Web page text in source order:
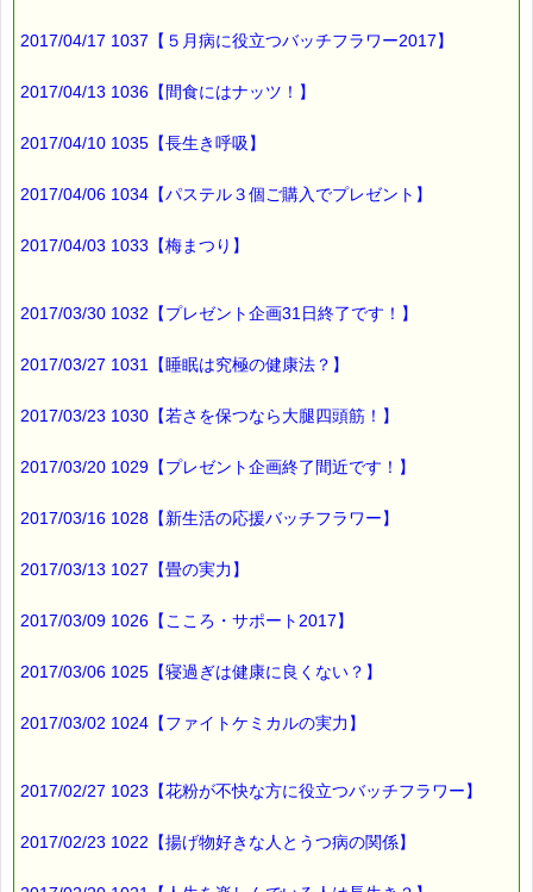
2017/04/17 1037【５月病に役立つバッチフラワー2017】
2017/04/13 1036【間食にはナッツ！】
2017/04/10 1035【長生き呼吸】
2017/04/06 1034【パステル３個ご購入でプレゼント】
2017/04/03 1033【梅まつり】
2017/03/30 1032【プレゼント企画31日終了です！】
2017/03/27 1031【睡眠は究極の健康法？】
2017/03/23 1030【若さを保つなら大腿四頭筋！】
2017/03/20 1029【プレゼント企画終了間近です！】
2017/03/16 1028【新生活の応援バッチフラワー】
2017/03/13 1027【畳の実力】
2017/03/09 1026【こころ・サポート2017】
2017/03/06 1025【寝過ぎは健康に良くない？】
2017/03/02 1024【ファイトケミカルの実力】
2017/02/27 1023【花粉が不快な方に役立つバッチフラワー】
2017/02/23 1022【揚げ物好きな人とうつ病の関係】